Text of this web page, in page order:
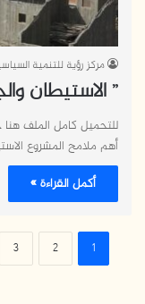
مركز رؤية للتنمية
” الاستيطان
للتحميل كامل الملف
أهم ملامح المشروع
أكمل القراءة »
1
2
3